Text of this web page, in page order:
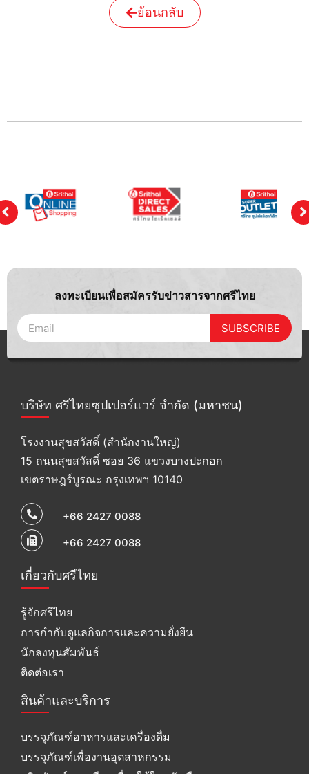
ย้อนกลับ
ลงทะเบียนเพื่อสมัครรับข่าวสารจากศรีไทย
SUBSCRIBE
บริษัท ศรีไทยซุปเปอร์แวร์ จำกัด (มหาชน)
โรงงานสุขสวัสดิ์ (สำนักงานใหญ่)
15 ถนนสุขสวัสดิ์ ซอย 36 แขวงบางปะกอก
เขตราษฎร์บูรณะ กรุงเทพฯ 10140
+66 2427 0088
+66 2427 0088
เกี่ยวกับศรีไทย
รู้จักศรีไทย
การกำกับดูแลกิจการและความยั่งยืน
นักลงทุนสัมพันธ์
ติดต่อเรา
สินค้าและบริการ
บรรจุภัณฑ์อาหารและเครื่องดื่ม
บรรจุภัณฑ์เพื่องานอุตสาหกรรม